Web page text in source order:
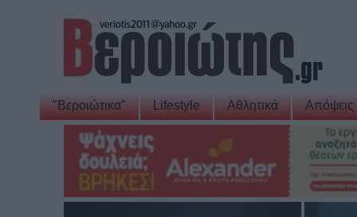
"Βεροιώτικα" Lifestyle Αθλητικά Απόψεις